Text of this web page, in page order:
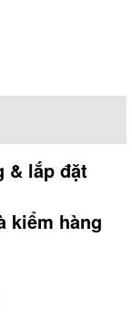
& lắp đặt
kiểm hàng